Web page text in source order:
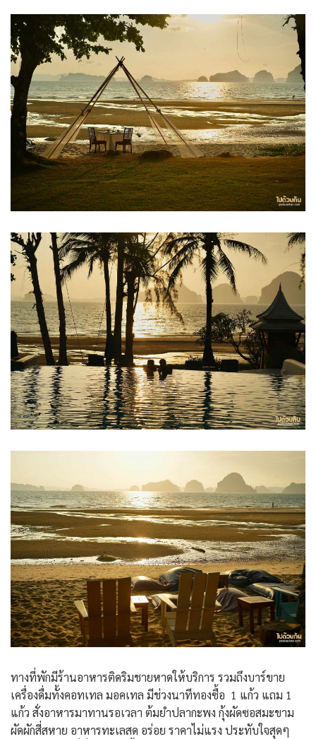
ทางที่พักมีร้านอาหารติดริมชายหาดให้บริการ รวมถึงบาร์ขาย
เครื่องดื่มทั้งคอทเทล มอคเทล มีช่วงนาทีทองซื้อ 1 แก้ว แถม 1
แก้ว สั่งอาหารมาทานรอเวลา ต้มยำปลากะพง กุ้งผัดซอสมะขาม
ผัดผักสี่สหาย อาหารทะเลสด อร่อย ราคาไม่แรง ประทับใจสุดๆ